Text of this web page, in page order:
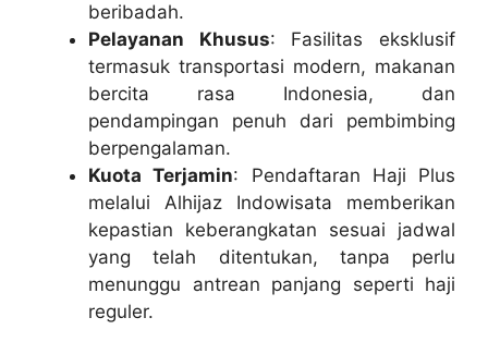
beribadah.
Pelayanan Khusus: Fasilitas eksklusif
termasuk transportasi modern, makanan
bercita rasa Indonesia, dan
pendampingan penuh dari pembimbing
berpengalaman.
Kuota Terjamin: Pendaftaran Haji Plus
melalui Alhijaz Indowisata memberikan
kepastian keberangkatan sesuai jadwal
yang telah ditentukan, tanpa perlu
menunggu antrean panjang seperti haji
reguler.